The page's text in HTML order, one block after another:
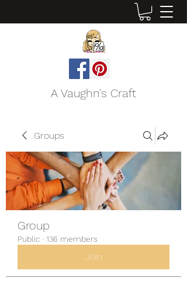
A Vaughn's Craft
Groups
Group
Public · 136 members
Join